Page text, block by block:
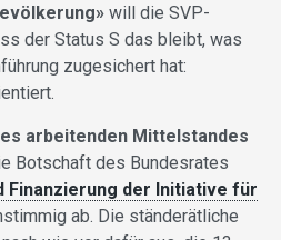
will die SVP-
der Status S das bleibt, was
zugesichert hat:
arbeitenden Mittelstandes
Botschaft des Bundesrates
Finanzierung der Initiative für
ab. Die ständerätliche